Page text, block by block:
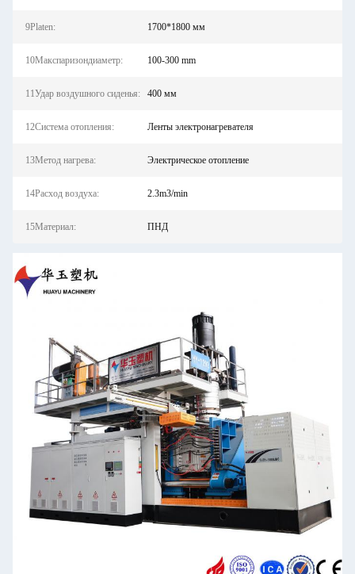
9Platen: 1700*1800 мм
10Макспаризондиаметр: 100-300 mm
11Удар воздушного сиденья: 400 мм
12Система отопления: Ленты электронагревателя
13Метод нагрева: Электрическое отопление
14Расход воздуха: 2.3m3/min
15Материал: ПНД